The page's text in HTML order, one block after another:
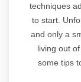
techniques
to start.
and only a
living out
some tips